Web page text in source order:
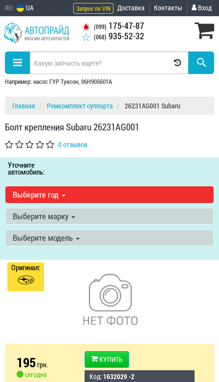
RU UA Запрос по VIN Доставка Контакты Вход
(099) 175-47-87
(068) 935-52-32
Например: насос ГУР Туксон, 06H905601A
Главная Ремкомплект суппорта 26231AG001 Subaru
Болт крепления Subaru 26231AG001
0 отзывов
Уточните
автомобиль:
Выберите год
Выберите марку
Выберите модель
Оригинал:
195грн.
сегодня
КУПИТЬ
Код: 1632029 -2